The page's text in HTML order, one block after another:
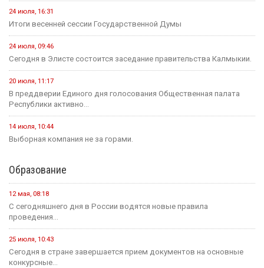
24 июля, 16:31
Итоги весенней сессии Государственной Думы
24 июля, 09:46
Сегодня в Элисте состоится заседание правительства Калмыкии.
20 июля, 11:17
В преддверии Единого дня голосования Общественная палата
Республики активно...
14 июля, 10:44
Выборная компания не за горами.
Образование
12 мая, 08:18
С сегодняшнего дня в России водятся новые правила
проведения...
25 июля, 10:43
Сегодня в стране завершается прием документов на основные
конкурсные...